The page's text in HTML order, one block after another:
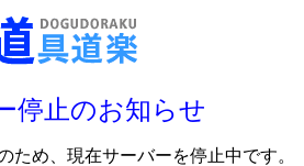
停止のお知らせ
ため、現在サーバーを停止中です。